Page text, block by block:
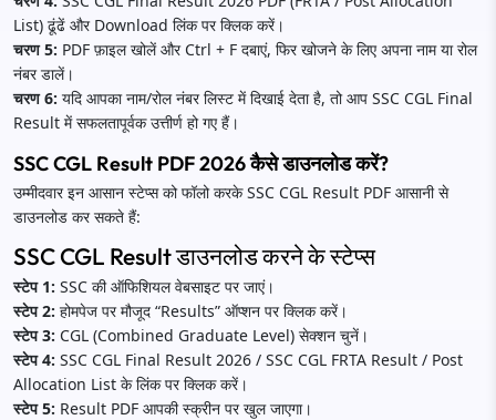
List) ढूंढें और Download लिंक पर क्लिक करें।
चरण 5: PDF फ़ाइल खोलें और Ctrl + F दबाएं, फिर खोजने के लिए अपना नाम या रोल
नंबर डालें।
चरण 6: यदि आपका नाम/रोल नंबर लिस्ट में दिखाई देता है, तो आप SSC CGL Final
Result में सफलतापूर्वक उत्तीर्ण हो गए हैं।
SSC CGL Result PDF 2026 कैसे डाउनलोड करें?
उम्मीदवार इन आसान स्टेप्स को फॉलो करके SSC CGL Result PDF आसानी से
डाउनलोड कर सकते हैं:
SSC CGL Result डाउनलोड करने के स्टेप्स
स्टेप 1: SSC की ऑफिशियल वेबसाइट पर जाएं।
स्टेप 2: होमपेज पर मौजूद “Results” ऑप्शन पर क्लिक करें।
स्टेप 3: CGL (Combined Graduate Level) सेक्शन चुनें।
स्टेप 4: SSC CGL Final Result 2026 / SSC CGL FRTA Result / Post
Allocation List के लिंक पर क्लिक करें।
स्टेप 5: Result PDF आपकी स्क्रीन पर खुल जाएगा।